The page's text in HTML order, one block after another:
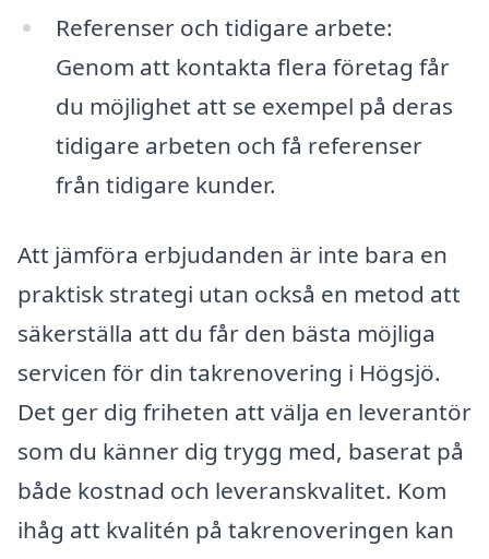
Referenser och tidigare arbete:
Genom att kontakta flera företag får
du möjlighet att se exempel på deras
tidigare arbeten och få referenser
från tidigare kunder.
Att jämföra erbjudanden är inte bara en
praktisk strategi utan också en metod att
säkerställa att du får den bästa möjliga
servicen för din takrenovering i Högsjö.
Det ger dig friheten att välja en leverantör
som du känner dig trygg med, baserat på
både kostnad och leveranskvalitet. Kom
ihåg att kvalitén på takrenoveringen kan